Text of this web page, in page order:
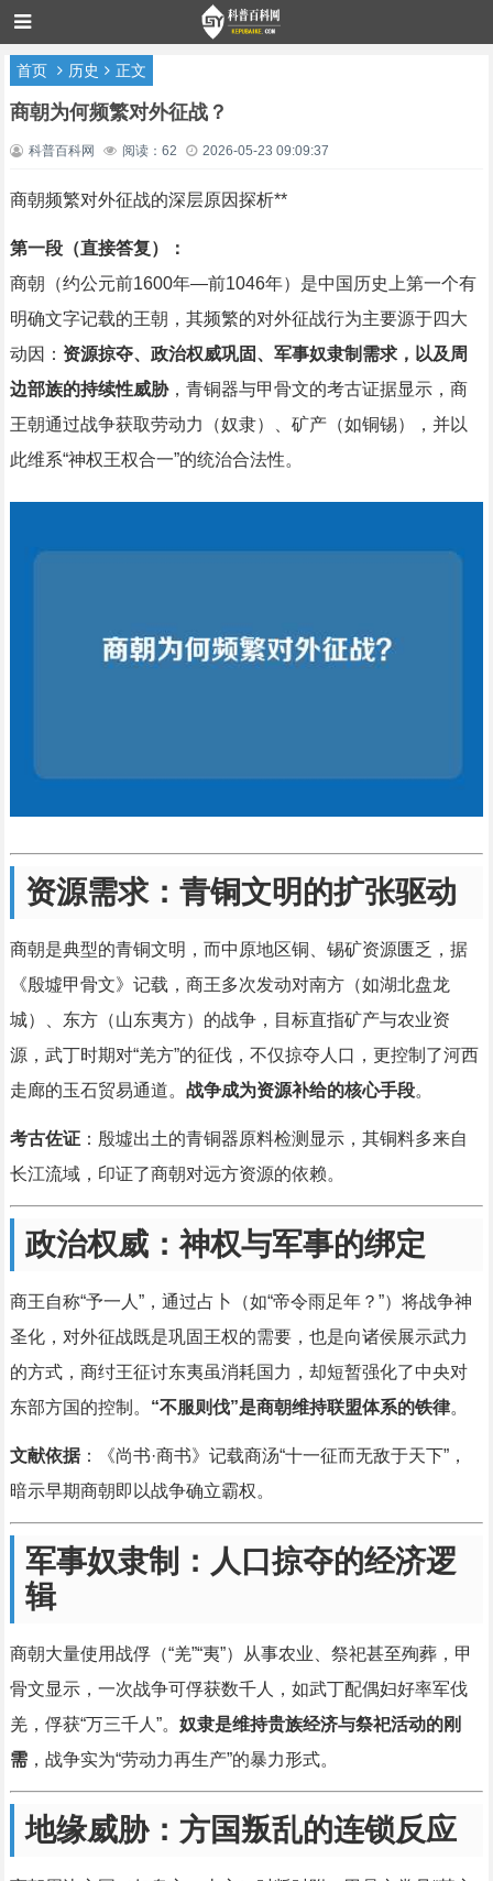
首页 历史 正文
商朝为何频繁对外征战？
科普百科网 阅读：62 2026-05-23 09:09:37
商朝频繁对外征战的深层原因探析**
第一段（直接答复）：
商朝（约公元前1600年—前1046年）是中国历史上第一个有
明确文字记载的王朝，其频繁的对外征战行为主要源于四大
动因： 资源掠夺、政治权威巩固、军事奴隶制需求，以及周
边部族的持续性威胁，青铜器与甲骨文的考古证据显示，商
王朝通过战争获取劳动力（奴隶）、矿产（如铜锡），并以
此维系“神权王权合一”的统治合法性。
资源需求：青铜文明的扩张驱动
商朝是典型的青铜文明，而中原地区铜、锡矿资源匮乏，据
《殷墟甲骨文》记载，商王多次发动对南方（如湖北盘龙
城）、东方（山东夷方）的战争，目标直指矿产与农业资
源，武丁时期对“羌方”的征伐，不仅掠夺人口，更控制了河西
走廊的玉石贸易通道。 战争成为资源补给的核心手段。
考古佐证：殷墟出土的青铜器原料检测显示，其铜料多来自
长江流域，印证了商朝对远方资源的依赖。
政治权威：神权与军事的绑定
商王自称“予一人”，通过占卜（如“帝令雨足年？”）将战争神
圣化，对外征战既是巩固王权的需要，也是向诸侯展示武力
的方式，商纣王征讨东夷虽消耗国力，却短暂强化了中央对
东部方国的控制。 “不服则伐”是商朝维持联盟体系的铁律。
文献依据：《尚书·商书》记载商汤“十一征而无敌于天下”，
暗示早期商朝即以战争确立霸权。
军事奴隶制：人口掠夺的经济逻
辑
商朝大量使用战俘（“羌”“夷”）从事农业、祭祀甚至殉葬，甲
骨文显示，一次战争可俘获数千人，如武丁配偶妇好率军伐
羌，俘获“万三千人”。 奴隶是维持贵族经济与祭祀活动的刚
需，战争实为“劳动力再生产”的暴力形式。
地缘威胁：方国叛乱的连锁反应